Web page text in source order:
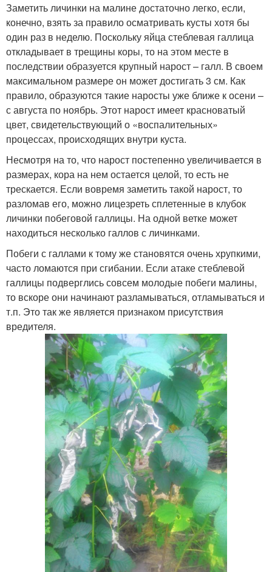
Заметить личинки на малине достаточно легко, если,
конечно, взять за правило осматривать кусты хотя бы
один раз в неделю. Поскольку яйца стеблевая галлица
откладывает в трещины коры, то на этом месте в
последствии образуется крупный нарост – галл. В своем
максимальном размере он может достигать 3 см. Как
правило, образуются такие наросты уже ближе к осени –
с августа по ноябрь. Этот нарост имеет красноватый
цвет, свидетельствующий о «воспалительных»
процессах, происходящих внутри куста.
Несмотря на то, что нарост постепенно увеличивается в
размерах, кора на нем остается целой, то есть не
трескается. Если вовремя заметить такой нарост, то
разломав его, можно лицезреть сплетенные в клубок
личинки побеговой галлицы. На одной ветке может
находиться несколько галлов с личинками.
Побеги с галлами к тому же становятся очень хрупкими,
часто ломаются при сгибании. Если атаке стеблевой
галлицы подверглись совсем молодые побеги малины,
то вскоре они начинают разламываться, отламываться и
т.п. Это так же является признаком присутствия
вредителя.